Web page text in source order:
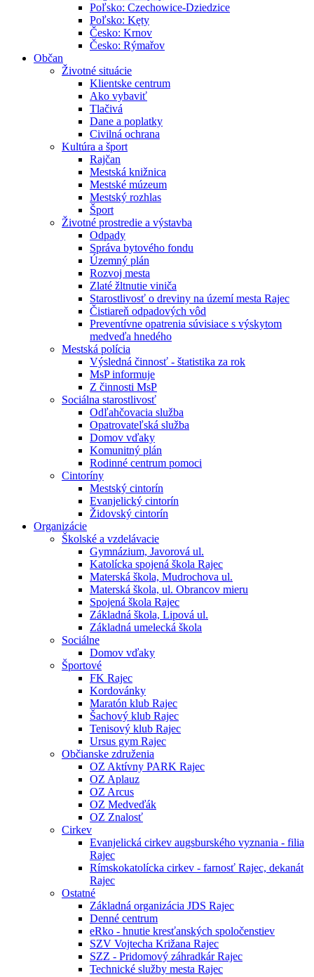
Poľsko: Czechowice-Dziedzice
Poľsko: Kęty
Česko: Krnov
Česko: Rýmařov
Občan
Životné situácie
Klientske centrum
Ako vybaviť
Tlačivá
Dane a poplatky
Civilná ochrana
Kultúra a šport
Rajčan
Mestská knižnica
Mestské múzeum
Mestský rozhlas
Šport
Životné prostredie a výstavba
Odpady
Správa bytového fondu
Územný plán
Rozvoj mesta
Zlaté žltnutie viniča
Starostlivosť o dreviny na území mesta Rajec
Čistiareň odpadových vôd
Preventívne opatrenia súvisiace s výskytom
medveďa hnedého
Mestská polícia
Výsledná činnosť - štatistika za rok
MsP informuje
Z činnosti MsP
Sociálna starostlivosť
Odľahčovacia služba
Opatrovateľská služba
Domov vďaky
Komunitný plán
Rodinné centrum pomoci
Cintoríny
Mestský cintorín
Evanjelický cintorín
Židovský cintorín
Organizácie
Školské a vzdelávacie
Gymnázium, Javorová ul.
Katolícka spojená škola Rajec
Materská škola, Mudrochova ul.
Materská škola, ul. Obrancov mieru
Spojená škola Rajec
Základná škola, Lipová ul.
Základná umelecká škola
Sociálne
Domov vďaky
Športové
FK Rajec
Kordovánky
Maratón klub Rajec
Šachový klub Rajec
Tenisový klub Rajec
Ursus gym Rajec
Občianske združenia
OZ Aktívny PARK Rajec
OZ Aplauz
OZ Arcus
OZ Medveďák
OZ Znalosť
Cirkev
Evanjelická cirkev augsburského vyznania - filia
Rajec
Rímskokatolícka cirkev - farnosť Rajec, dekanát
Rajec
Ostatné
Základná organizácia JDS Rajec
Denné centrum
eRko - hnutie kresťanských spoločenstiev
SZV Vojtecha Križana Rajec
SZZ - Pridomový záhradkár Rajec
Technické služby mesta Rajec